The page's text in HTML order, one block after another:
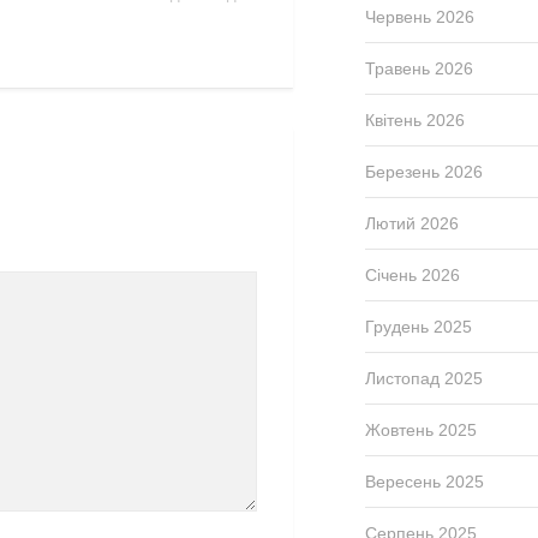
Червень 2026
Травень 2026
Квітень 2026
Березень 2026
Лютий 2026
Січень 2026
Грудень 2025
Листопад 2025
Жовтень 2025
Вересень 2025
Серпень 2025